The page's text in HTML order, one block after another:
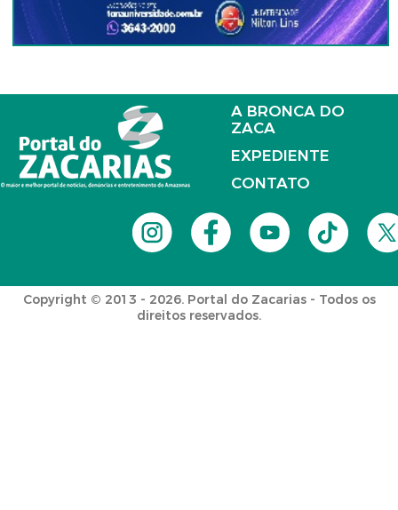
A BRONCA DO
ZACA
EXPEDIENTE
CONTATO
Copyright © 2013 - 2026. Portal do Zacarias - Todos os
direitos reservados.